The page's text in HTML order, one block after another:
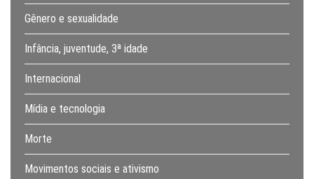
Gênero e sexualidade
Infância, juventude, 3ª idade
Internacional
Mídia e tecnologia
Morte
Movimentos sociais e ativismo